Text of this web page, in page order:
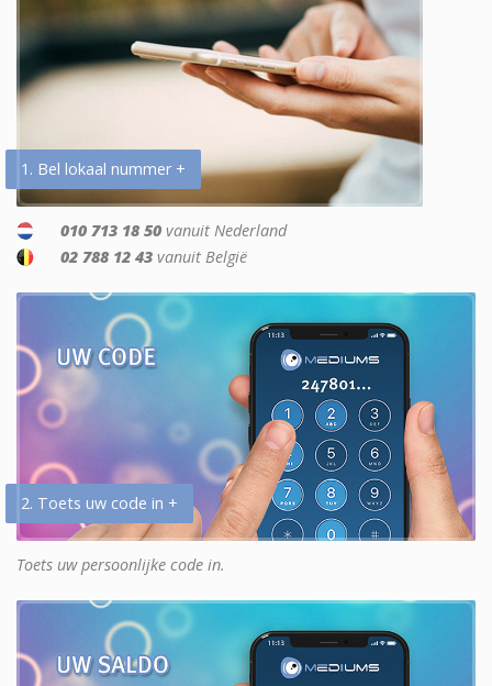
1. Bel lokaal nummer +
010 713 18 50 vanuit Nederland
02 788 12 43 vanuit België
2. Toets uw code in +
Toets uw persoonlijke code in.